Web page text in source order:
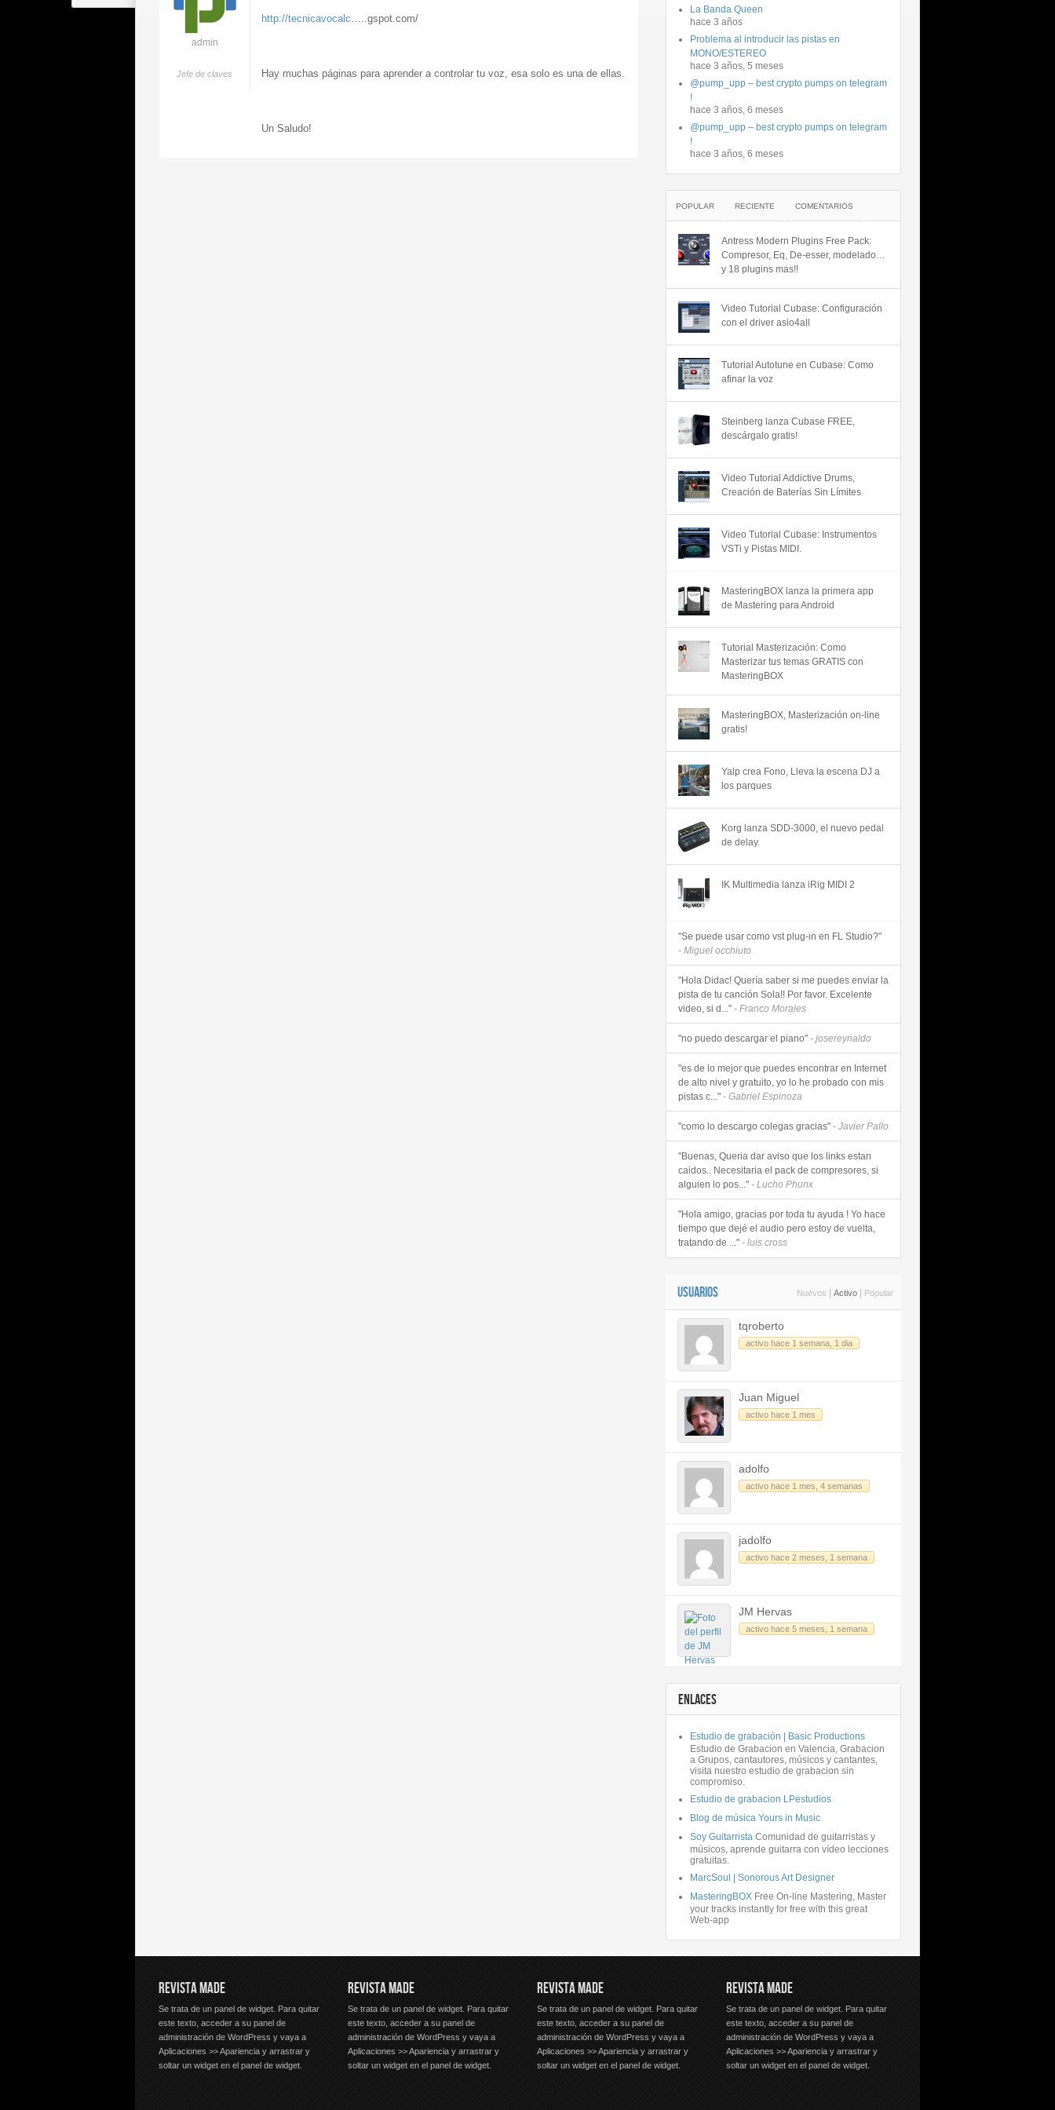
admin
Jefe de claves
http://tecnicavocalc…..gspot.com/
Hay muchas páginas para aprender a controlar tu voz, esa solo es una de ellas.
Un Saludo!
La Banda Queen
hace 3 años
Problema al introducir las pistas en
MONO/ESTEREO
hace 3 años, 5 meses
@pump_upp – best crypto pumps on telegram
!
hace 3 años, 6 meses
@pump_upp – best crypto pumps on telegram
!
hace 3 años, 6 meses
POPULAR RECIENTE COMENTARIOS
Antress Modern Plugins Free Pack:
Compresor, Eq, De-esser, modelado…
y 18 plugins mas!!
Video Tutorial Cubase: Configuración
con el driver asio4all
Tutorial Autotune en Cubase: Como
afinar la voz
Steinberg lanza Cubase FREE,
descárgalo gratis!
Video Tutorial Addictive Drums,
Creación de Baterías Sin Límites
Video Tutorial Cubase: Instrumentos
VSTi y Pistas MIDI.
MasteringBOX lanza la primera app
de Mastering para Android
Tutorial Masterización: Como
Masterizar tus temas GRATIS con
MasteringBOX
MasteringBOX, Masterización on-line
gratis!
Yalp crea Fono, Lleva la escena DJ a
los parques
Korg lanza SDD-3000, el nuevo pedal
de delay.
IK Multimedia lanza iRig MIDI 2
"Se puede usar como vst plug-in en FL Studio?"
- Miguel occhiuto
"Hola Didac! Quería saber si me puedes enviar la
pista de tu canción Sola!! Por favor. Excelente
video, si d..." - Franco Morales
"no puedo descargar el piano" - josereynaldo
"es de lo mejor que puedes encontrar en Internet
de alto nivel y gratuito, yo lo he probado con mis
pistas c..." - Gabriel Espinoza
"como lo descargo colegas gracias" - Javier Pallo
"Buenas, Queria dar aviso que los links estan
caidos.. Necesitaria el pack de compresores, si
alguien lo pos..." - Lucho Phunx
"Hola amigo, gracias por toda tu ayuda ! Yo hace
tiempo que dejé el audio pero estoy de vuelta,
tratando de ..." - luis cross
USUARIOS Nuevos Activo Popular
tqroberto
activo hace 1 semana, 1 dia
Juan Miguel
activo hace 1 mes
adolfo
activo hace 1 mes, 4 semanas
jadolfo
activo hace 2 meses, 1 semana
JM Hervas
activo hace 5 meses, 1 semana
ENLACES
Estudio de grabación | Basic Productions
Estudio de Grabacion en Valencia, Grabacion
a Grupos, cantautores, músicos y cantantes,
visita nuestro estudio de grabacion sin
compromiso.
Estudio de grabacion LPestudios
Blog de música Yours in Music
Soy Guitarrista Comunidad de guitarristas y
músicos, aprende guitarra con vídeo lecciones
gratuitas.
MarcSoul | Sonorous Art Designer
MasteringBOX Free On-line Mastering, Master
your tracks instantly for free with this great
Web-app
REVISTA MADE
Se trata de un panel de widget. Para quitar
este texto, acceder a su panel de
administración de WordPress y vaya a
Aplicaciones >> Apariencia y arrastrar y
soltar un widget en el panel de widget.
REVISTA MADE
Se trata de un panel de widget. Para quitar
este texto, acceder a su panel de
administración de WordPress y vaya a
Aplicaciones >> Apariencia y arrastrar y
soltar un widget en el panel de widget.
REVISTA MADE
Se trata de un panel de widget. Para quitar
este texto, acceder a su panel de
administración de WordPress y vaya a
Aplicaciones >> Apariencia y arrastrar y
soltar un widget en el panel de widget.
REVISTA MADE
Se trata de un panel de widget. Para quitar
este texto, acceder a su panel de
administración de WordPress y vaya a
Aplicaciones >> Apariencia y arrastrar y
soltar un widget en el panel de widget.